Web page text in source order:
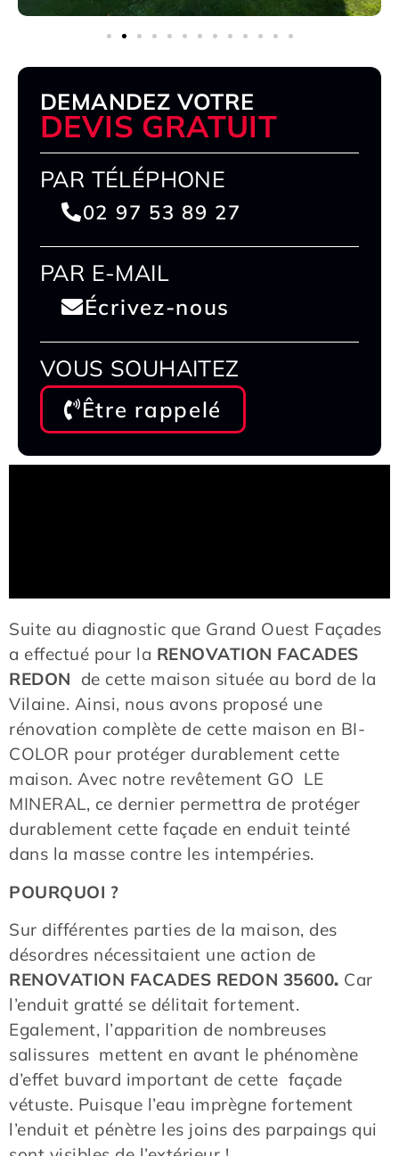
DEMANDEZ VOTRE
DEVIS GRATUIT
PAR TÉLÉPHONE
02 97 53 89 27
PAR E-MAIL
Écrivez-nous
VOUS SOUHAITEZ
Être rappelé
Suite au diagnostic que Grand Ouest Façades
a effectué pour la RENOVATION FACADES
REDON de cette maison située au bord de la
Vilaine. Ainsi, nous avons proposé une
rénovation complète de cette maison en BI-
COLOR pour protéger durablement cette
maison. Avec notre revêtement GO LE
MINERAL, ce dernier permettra de protéger
durablement cette façade en enduit teinté
dans la masse contre les intempéries.
POURQUOI ?
Sur différentes parties de la maison, des
désordres nécessitaient une action de
RENOVATION FACADES REDON 35600. Car
l’enduit gratté se délitait fortement.
Egalement, l’apparition de nombreuses
salissures mettent en avant le phénomène
d’effet buvard important de cette façade
vétuste. Puisque l’eau imprègne fortement
l’enduit et pénètre les joins des parpaings qui